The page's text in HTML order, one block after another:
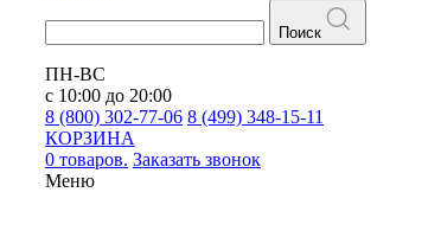
Поиск
ПН-ВС
с 10:00 до 20:00
8 (800) 302-77-06 8 (499) 348-15-11
КОРЗИНА
0 товаров. Заказать звонок
Меню